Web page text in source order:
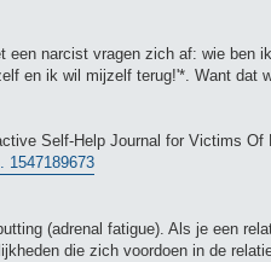
een narcist vragen zich af: wie
en ik wil mijzelf terug!'*. Want
Self-Help Journal for Victims
1547189673
(adrenal fatigue). Als je een
die zich voordoen in de